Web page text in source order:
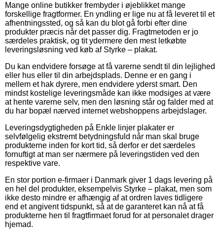
Mange online butikker frembyder i øjeblikket mange
forskellige fragtformer. En yndling er lige nu at få leveret til et
afhentningssted, og så kan du blot gå forbi efter dine
produkter præcis når det passer dig. Fragtmetoden er jo
særdeles praktisk, og tit ydermere den mest letkøbte
leveringsløsning ved køb af Styrke – plakat.
Du kan endvidere forsøge at få varerne sendt til din lejlighed
eller hus eller til din arbejdsplads. Denne er en gang i
mellem et hak dyrere, men endvidere yderst smart. Den
mindst kostelige leveringsmåde kan ikke modsiges at være
at hente varerne selv, men den løsning står og falder med at
du har bopæl nærved internet webshoppens arbejdslager.
Leveringsdygtigheden på Enkle linjer plakater er
selvfølgelig ekstremt betydningsfuld når man skal bruge
produkterne inden for kort tid, så derfor er det særdeles
fornuftigt at man ser nærmere på leveringstiden ved den
respektive vare.
En stor portion e-firmaer i Danmark giver 1 dags levering på
en hel del produkter, eksempelvis Styrke – plakat, men som
ikke desto mindre er afhængig af at ordren laves tidligere
end et angivent tidspunkt, så at de garanteret kan nå at få
produkterne hen til fragtfirmaet forud for at personalet drager
hjemad.